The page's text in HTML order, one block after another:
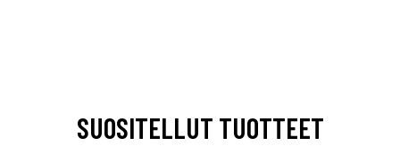
SUOSITELLUT TUOTTEET